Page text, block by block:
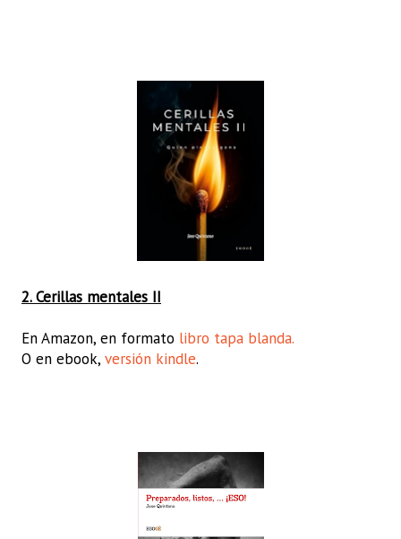
2. Cerillas mentales II
En Amazon, en formato libro tapa blanda.
O en ebook, versión kindle.